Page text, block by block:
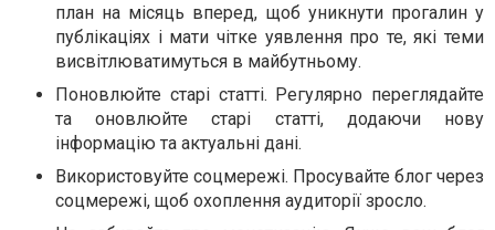
план на місяць вперед, щоб уникнути прогалин у
публікаціях і мати чітке уявлення про те, які теми
висвітлюватимуться в майбутньому.
Поновлюйте старі статті. Регулярно переглядайте
та оновлюйте старі статті, додаючи нову
інформацію та актуальні дані.
Використовуйте соцмережі. Просувайте блог через
соцмережі, щоб охоплення аудиторії зросло.